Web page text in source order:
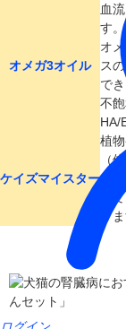
オメガ3オイル
血
す。
オ
ス
で
不
HA/
ケイズマイスター
植
（
作
し
り